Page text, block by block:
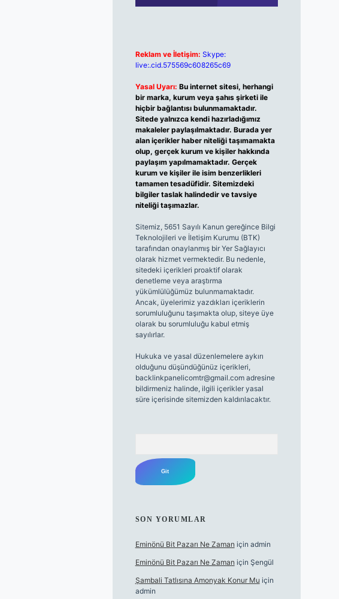
Reklam ve İletişim: Skype:
live:.cid.575569c608265c69
Yasal Uyarı: Bu internet sitesi, herhangi
bir marka, kurum veya şahıs şirketi ile
hiçbir bağlantısı bulunmamaktadır.
Sitede yalnızca kendi hazırladığımız
makaleler paylaşılmaktadır. Burada yer
alan içerikler haber niteliği taşımamakta
olup, gerçek kurum ve kişiler hakkında
paylaşım yapılmamaktadır. Gerçek
kurum ve kişiler ile isim benzerlikleri
tamamen tesadüfidir. Sitemizdeki
bilgiler taslak halindedir ve tavsiye
niteliği taşımazlar.
Sitemiz, 5651 Sayılı Kanun gereğince Bilgi
Teknolojileri ve İletişim Kurumu (BTK)
tarafından onaylanmış bir Yer Sağlayıcı
olarak hizmet vermektedir. Bu nedenle,
sitedeki içerikleri proaktif olarak
denetleme veya araştırma
yükümlülüğümüz bulunmamaktadır.
Ancak, üyelerimiz yazdıkları içeriklerin
sorumluluğunu taşımakta olup, siteye üye
olarak bu sorumluluğu kabul etmiş
sayılırlar.
Hukuka ve yasal düzenlemelere aykırı
olduğunu düşündüğünüz içerikleri,
backlinkpanelicomtr@gmail.comadresine
bildirmeniz halinde, ilgili içerikler yasal
süre içerisinde sitemizden kaldırılacaktır.
SON YORUMLAR
Eminönü Bit Pazarı Ne Zaman için admin
Eminönü Bit Pazarı Ne Zaman için Şengül
Şambali Tatlısına Amonyak Konur Mu için
admin